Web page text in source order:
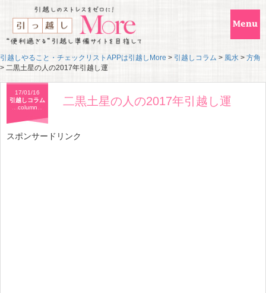
引越しやること・チェックリストAPPは引越しMore > 引越しコラム > 風水 > 方角
> 二黒土星の人の2017年引越し運
17/01/16
引越しコラム
column
二黒土星の人の2017年引越し運
スポンサードリンク